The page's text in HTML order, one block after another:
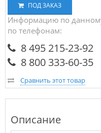
ПОД ЗАКАЗ
Информацию по
по телефонам:
8 495 215-23-92
8 800 333-60-35
Сравнить этот товар
Описание